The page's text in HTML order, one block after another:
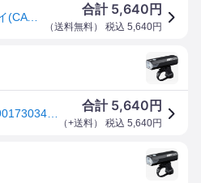
【送料無料】【キャットアイ(CAT EYE)】 【4990173034543】自転車用ヘッドライト AMPP500 最大約500ルーメン USB充電式 コンパクトでありながら頑丈でパワフル 横からの視認性を高めたサイドレンズ採用 HL-EL085RC 【約500ルーメン】
合計 5,640 円
（送料無料） 税込 5,640円
合計 5,640 円
（+送料） 税込 5,640円